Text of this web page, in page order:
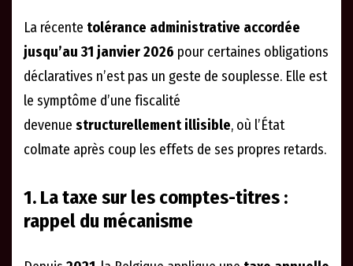
La récente tolérance administrative accordée
jusqu’au 31 janvier 2026 pour certaines obligations
déclaratives n’est pas un geste de souplesse. Elle est
le symptôme d’une fiscalité
devenue structurellement illisible, où l’État
colmate après coup les effets de ses propres retards.
1. La taxe sur les comptes-titres :
rappel du mécanisme